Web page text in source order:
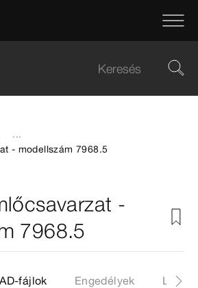
...
- modellszám 7968.5
-
7968.5
fájlok Engedélyek